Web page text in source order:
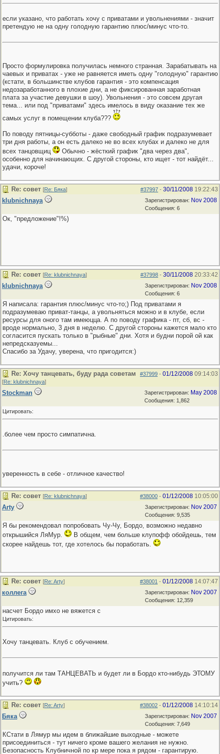
если указано, что работать хочу с приватами и увольнениями - значит
претендую не на одну голодную гарантию плюс/минус что-то.
Просто формулировка получилась немного странная. Зарабатывать на
чаевых и приватах - уже не равняется иметь одну "голодную" гарантию
(кстати, в большинстве клубов гарантия - это компенсация
недозаработанного в плохие дни, а не фиксированная заработная
плата за участие девушки в шоу). Увольнения - это совсем другая
тема... или под "приватами" здесь имелось в виду оказание тех же
самых услуг в помещении клуба???
По поводу пятницы-субботы - даже свободный график подразумевает
три дня работы, а он есть далеко не во всех клубах и далеко не для
всех танцовщиц
Обычно - жёсткий график "два через два",
особенно для начинающих. С другой стороны, кто ищет - тот найдёт...
удачи, короче!
#37997 - 30/11/2008 19:22:43
Re: совет [Re: Бяка]
Зарегистрирован: Nov 2008
Сообщения: 6
klubnichnaya
Ок, "предложение"!%)
#37998 - 30/11/2008 20:33:42
Re: совет [Re: klubnichnaya]
Зарегистрирован: Nov 2008
Сообщения: 6
klubnichnaya
Я написала: гарантия плюс/минус что-то;) Под приватами я
подразумеваю приват-танцы, а увольняться можно и в клубе, если
ресурсы для оного там имеюцца. А по поводу графика - пт, сб, вс -
вроде нормально, 3 дня в неделю. С другой стороны кажется мало кто
согласится пускать только в "рыбные" дни. Хотя и будни порой ой как
непредсказуемы...
Спасибо за Удачу, уверена, что пригодится:)
#37999 - 01/12/2008 09:14:03
Re: Хочу танцевать, буду рада советам
[Re: klubnichnaya]
Зарегистрирован: May 2008
Сообщения: 1,862
Stockman
Цитировать:
.более чем просто симпатична.
уверенность в себе - отличное качество!
#38000 - 01/12/2008 10:05:00
Re: совет [Re: klubnichnaya]
Зарегистрирован: Nov 2007
Сообщения: 9,535
Arty
Я бы рекомендовал попробовать Чу-Чу, Бордо, возможно недавно
открышийся ЛяМур.
В общем, чем больше клупофф обойдешь, тем
скорее найдешь тот, где хотелось бы поработать.
#38001 - 01/12/2008 14:07:47
Re: совет [Re: Arty]
Зарегистрирован: Nov 2007
Сообщения: 12,359
коллега
насчет Бордо имхо не вяжется с
Цитировать:
Хочу танцевать. Клуб с обучением.
получится ли там ТАНЦЕВАТЬ и будет ли в Бордо кто-нибудь ЭТОМУ
учить?
#38002 - 01/12/2008 14:10:14
Re: совет [Re: Arty]
Зарегистрирован: Nov 2007
Сообщения: 7,649
Бяка
КСтати в Лямур мы идем в ближайшие выходные - можете
присоединиться - тут ничего кроме вашего желания не нужно.
Безопасность Клубничной по кр мере пока я рядом - гарантирую.